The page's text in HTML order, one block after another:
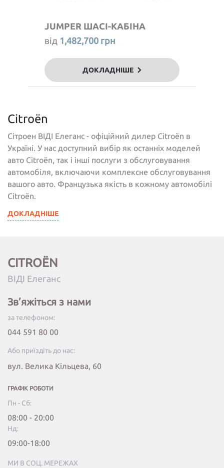
JUMPER ШАСІ-КАБІНА
від 1,482,700 грн
ДОКЛАДНІШЕ
Citroёn
Сітроен ВІДІ Елеганс - офіційний дилер Citroёn в
Україні. У нас доступний вибір як останніх моделей
авто Citroёn, так і інші послуги з обслуговування
автомобіля, включаючи комплексне обслуговування
вашого авто. Французька якість в кожному автомобілі
Citroёn.
ДОКЛАДНІШЕ
CITROËN
ВІДІ Елеганс
Зв’яжіться з нами
за телефоном:
044 591 80 00
Або приїздіть до нас:
вул. Велика Кільцева, 60
ГРАФІК РОБОТИ
Пн - Сб:
08:00 - 20:00
Нд:
09:00-18:00
МИ В СОЦ. МЕРЕЖАХ